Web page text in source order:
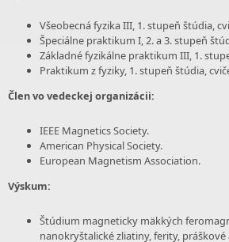
Všeobecná fyzika III, 1. stupeň štúdia,
Špeciálne praktikum I, 2. a 3. stupeň
Základné fyzikálne praktikum III, 1.
Praktikum z fyziky, 1. stupeň štúdia,
Člen vo vedeckej organizácii:
IEEE Magnetics Society.
American Physical Society.
European Magnetism Association.
Výskum:
Štúdium magneticky mäkkých
nanokryštalické zliatiny, ferity,